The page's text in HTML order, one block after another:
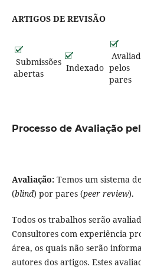
ARTIGOS DE REVISÃO
Submissões
abertas
Indexado pelos
pares
Processo de Avaliação
Avaliação: Temos um sistema
(blind) por pares (peer review).
Todos os trabalhos serão
Consultores com experiência
área, os quais não serão
autores dos artigos. Estes